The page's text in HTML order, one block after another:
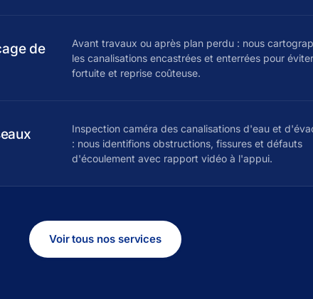
de
Avant travaux ou après plan perdu : nous
les canalisations encastrées et enterrées pour
fortuite et reprise coûteuse.
Inspection caméra des canalisations d'eau et
: nous identifions obstructions, fissures et défauts
d'écoulement avec rapport vidéo à l'appui.
Voir tous nos services